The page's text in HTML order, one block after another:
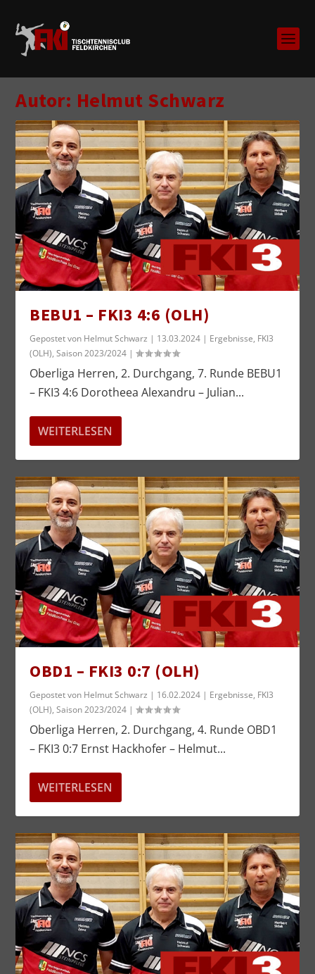
Autor: Helmut Schwarz
BEBU1 – FKI3 4:6 (OLH)
Gepostet von Helmut Schwarz | 13.03.2024 | Ergebnisse, FKI3
(OLH),Saison 2023/2024 |
Oberliga Herren, 2. Durchgang, 7. Runde BEBU1
– FKI3 4:6 Dorotheea Alexandru – Julian...
WEITERLESEN
OBD1 – FKI3 0:7 (OLH)
Gepostet von Helmut Schwarz | 16.02.2024 | Ergebnisse, FKI3
(OLH),Saison 2023/2024 |
Oberliga Herren, 2. Durchgang, 4. Runde OBD1
– FKI3 0:7 Ernst Hackhofer – Helmut...
WEITERLESEN